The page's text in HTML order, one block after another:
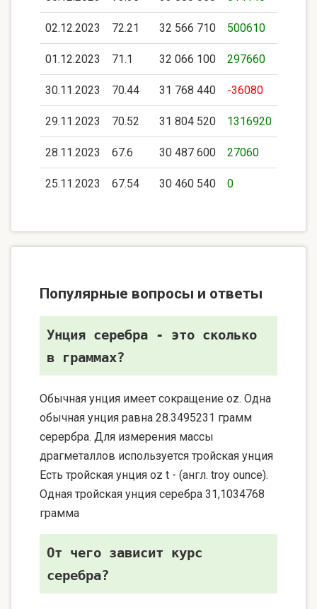
02.12.2023 72.21 32 566 710 500610
01.12.2023 71.1 32 066 100 297660
30.11.2023 70.44 31 768 440 -36080
29.11.2023 70.52 31 804 520 1316920
28.11.2023 67.6 30 487 600 27060
25.11.2023 67.54 30 460 540 0
Популярные вопросы и ответы
Унция серебра - это сколько
в граммах?
Обычная унция имеет сокращение oz. Одна
обычная унция равна 28.3495231 грамм
серербра. Для измерения массы
драгметаллов используется тройская унция
Есть тройская унция oz t - (англ. troy ounce).
Одная тройская унция серебра 31,1034768
грамма
От чего зависит курс
серебра?